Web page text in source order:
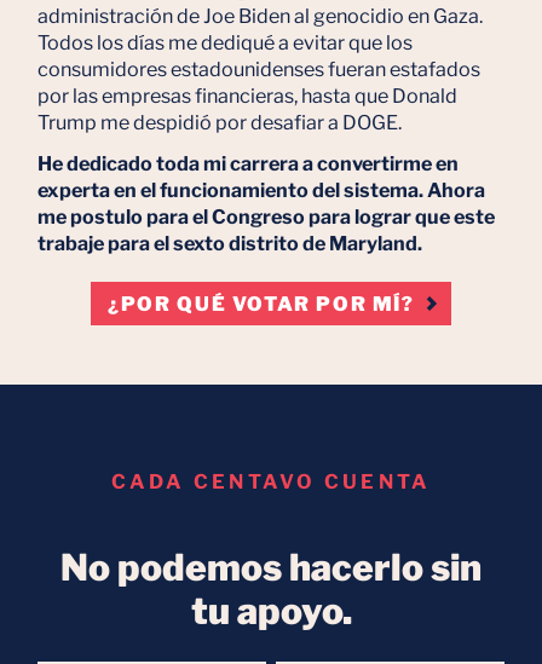
administración de Joe Biden al genocidio en Gaza.
Todos los días me dediqué a evitar que los
consumidores estadounidenses fueran estafados
por las empresas financieras, hasta que Donald
Trump me despidió por desafiar a DOGE.
He dedicado toda mi carrera a convertirme en
experta en el funcionamiento del sistema. Ahora
me postulo para el Congreso para lograr que este
trabaje para el sexto distrito de Maryland.
¿POR QUÉ VOTAR POR MÍ?
CADA CENTAVO CUENTA
No podemos hacerlo sin
tu apoyo.